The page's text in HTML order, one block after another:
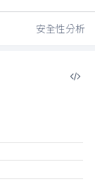
安全性分析